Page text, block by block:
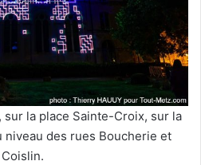
sur la place Sainte-Croix, sur la
niveau des rues Boucherie et
Coislin.